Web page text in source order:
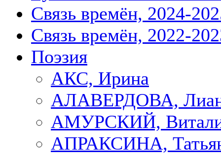
Связь времён, 2024-
Связь времён, 2022-
Поэзия
АКС, Ирина
АЛАВЕРДОВА,
АМУРСКИЙ,
АПРАКСИНА,